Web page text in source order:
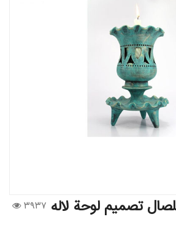
۳۹۳۷ تصميم لوحة لاله